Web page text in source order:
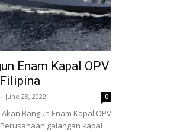
Enam Kapal OPV
- June 28, 2022 0
Bangun Enam Kapal OPV
galangan kapal